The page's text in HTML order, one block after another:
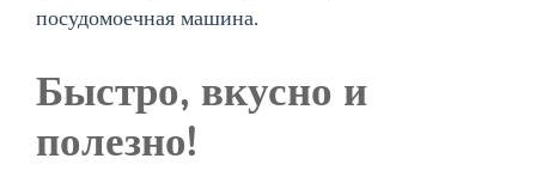
посудомоечная машина.
Быстро, вкусно и
полезно!